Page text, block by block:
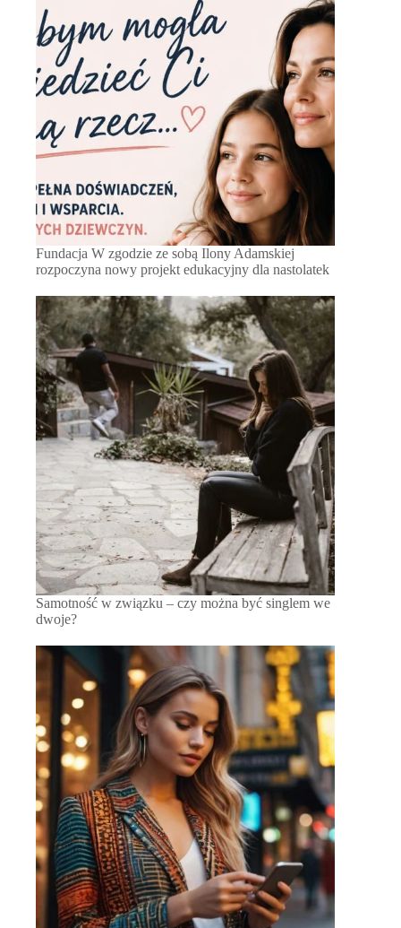
Fundacja W zgodzie ze sobą Ilony Adamskiej
rozpoczyna nowy projekt edukacyjny dla nastolatek
Samotność w związku – czy można być singlem we
dwoje?